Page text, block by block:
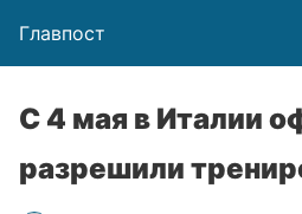
Главпост
С 4 мая в Италии
разрешили